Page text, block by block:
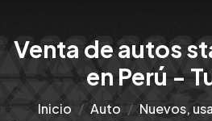
Venta de autos
en Perú -
Inicio Auto Nuevos,